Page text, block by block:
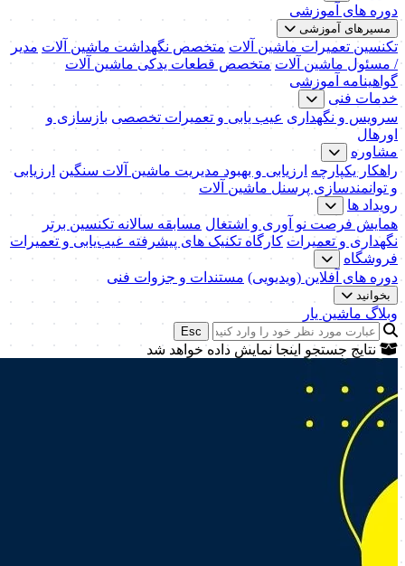
دوره های آموزشی
مسیرهای آموزشی
تکنسین تعمیرات ماشین آلات متخصص نگهداشت ماشین آلات مدیر
/ مسئول ماشین آلات متخصص قطعات یدکی ماشین آلات
گواهینامه آموزشی
خدمات فنی
سرویس و نگهداری عیب یابی و تعمیرات تخصصی بازسازی و
اورهال
مشاوره
راهکار یکپارچه ارزیابی و بهبود مدیریت ماشین آلات سنگین ارزیابی
و توانمندسازی پرسنل ماشین آلات
رویداد ها
همایش فرصت نو آوری و اشتغال مسابقه سالانه تکنسین برتر
نگهداری و تعمیرات کارگاه تکنیک‌ های پیشرفته عیب‌یابی و تعمیرات
فروشگاه
دوره های آفلاین (ویدیویی) مستندات و جزوات فنی
بخوانید
وبلاگ ماشین یار
Esc
نتایج جستجو اینجا نمایش داده خواهد شد